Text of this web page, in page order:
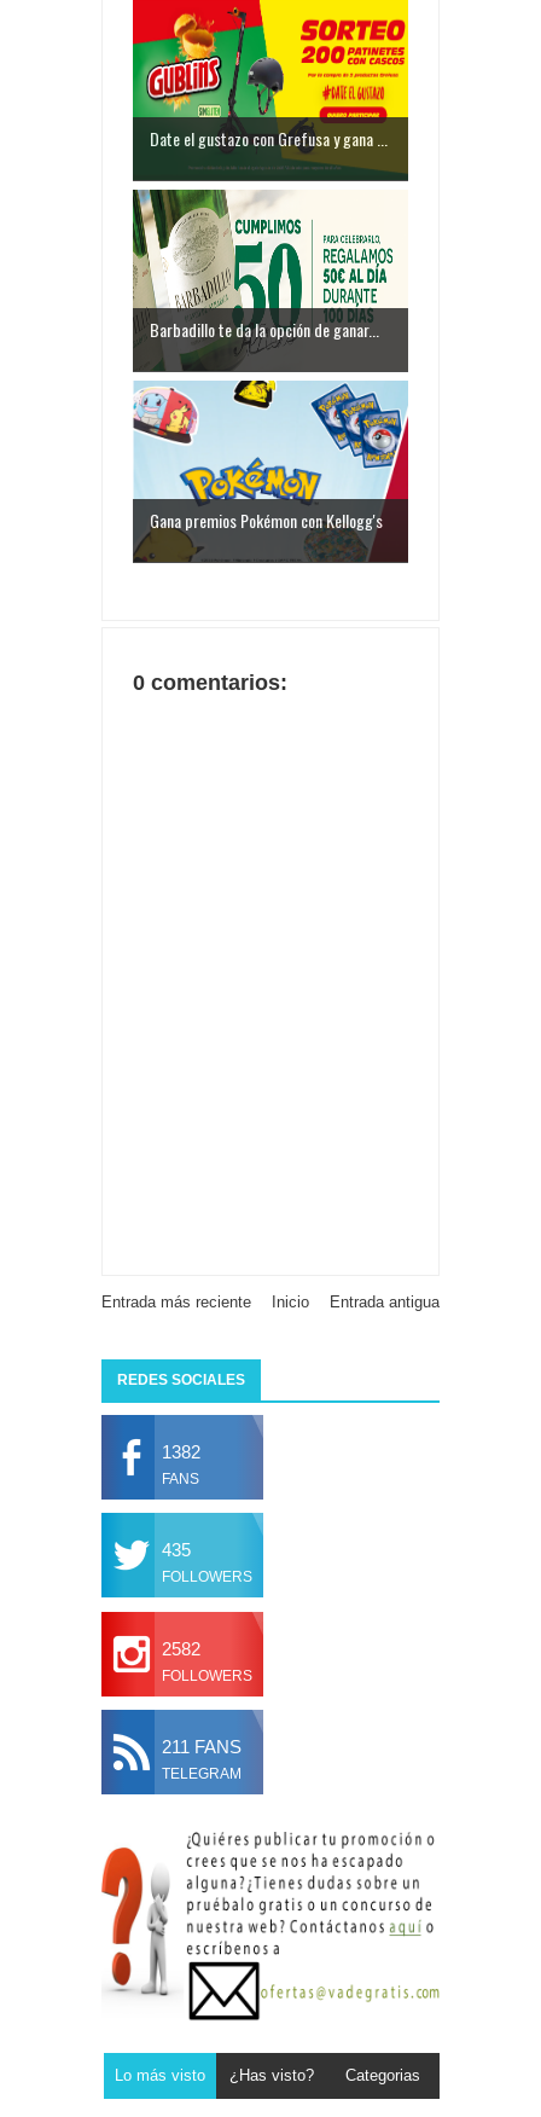
Date el gustazo con Grefusa y gana ...
Barbadillo te da la opción de ganar...
Gana premios Pokémon con Kellogg's
0 comentarios:
Entrada más reciente Entrada antigua
Inicio
REDES SOCIALES
1382
FANS
435
FOLLOWERS
2582
FOLLOWERS
211 FANS
TELEGRAM
Lo más visto ¿Has visto? Categorias